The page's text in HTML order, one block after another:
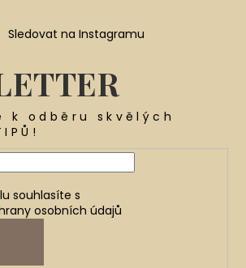
Sledovat na Instagramu
k odběru skvělých
souhlasíte s
osobních údajů